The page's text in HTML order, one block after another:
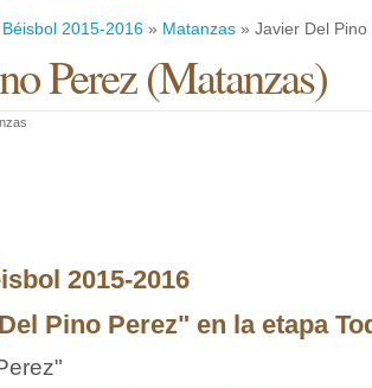
2015-2016 » Matanzas » Javier Del Pino
Perez(Matanzas)
2015-2016
Pino Perez" en la etapa